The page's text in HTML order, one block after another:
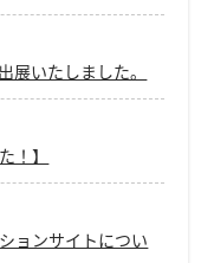
展いたしました。
！】
ョンサイトについ